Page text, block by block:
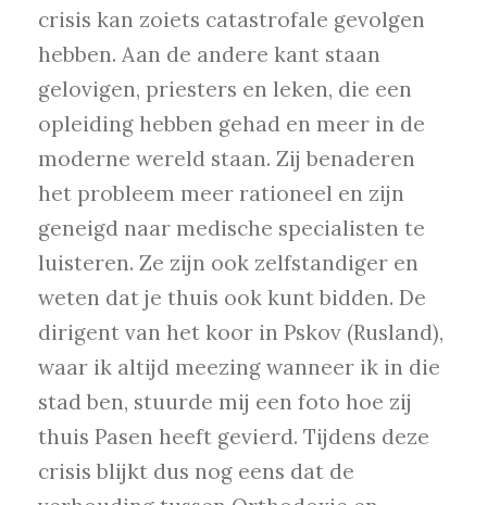
crisis kan zoiets catastrofale gevolgen
hebben. Aan de andere kant staan
gelovigen, priesters en leken, die een
opleiding hebben gehad en meer in de
moderne wereld staan. Zij benaderen
het probleem meer rationeel en zijn
geneigd naar medische specialisten te
luisteren. Ze zijn ook zelfstandiger en
weten dat je thuis ook kunt bidden. De
dirigent van het koor in Pskov (Rusland),
waar ik altijd meezing wanneer ik in die
stad ben, stuurde mij een foto hoe zij
thuis Pasen heeft gevierd. Tijdens deze
crisis blijkt dus nog eens dat de